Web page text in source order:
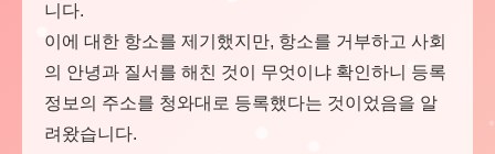
니다.
이에 대한 항소를 제기했지만, 항소를 거부하고 사회
의 안녕과 질서를 해친 것이 무엇이냐 확인하니 등록
정보의 주소를 청와대로 등록했다는 것이었음을 알
려왔습니다.